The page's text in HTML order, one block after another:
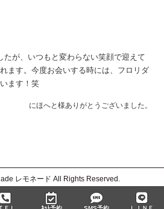
たが、いつもと変わらない笑顔で迎えて
ます。今度お会いする時には、フロリダ
ます！笑
にほへと様ありがとうございました。
レモネード All Rights Reserved.